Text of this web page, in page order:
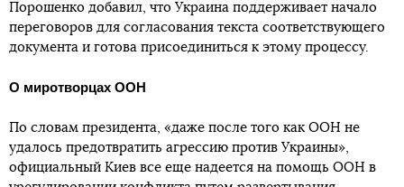
Порошенко добавил, что Украина поддерживает начало
переговоров для согласования текста соответствующего
документа и готова присоединиться к этому процессу.
О миротворцах ООН
По словам президента, «даже после того как ООН не
удалось предотвратить агрессию против Украины»,
официальный Киев все еще надеется на помощь ООН в